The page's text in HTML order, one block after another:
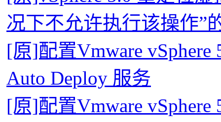
况下不允许执行该操作”
[原]配置Vmware
Auto Deploy 服务
[原]配置Vmware